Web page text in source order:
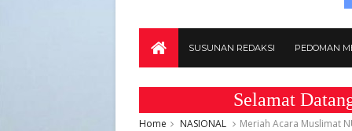
SUSUNAN REDAKSI PEDOMAN
Selamat Datang di
Home NASIONAL Meriah Acara Muslimat